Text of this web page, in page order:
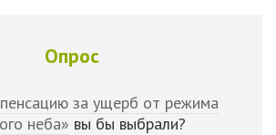
Опрос
за ущерб от режима
неба» вы бы выбрали?